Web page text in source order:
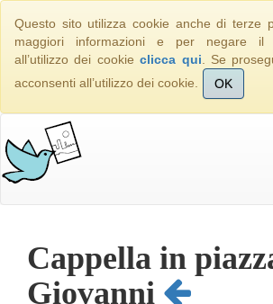
Questo sito utilizza cookie anche di terze
maggiori informazioni e per negare il
all’utilizzo dei cookieclicca qui . Se
acconsenti all’utilizzo dei cookie.
OK
Cappella in
Giovanni